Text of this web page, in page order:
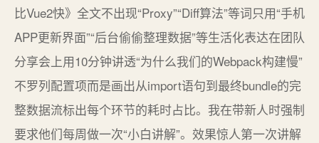
比Vue2快》全文不出现“Proxy”“Diff算法”等词只用“手机
APP更新界面”“后台偷偷整理数据”等生活化表达在团队
分享会上用10分钟讲透“为什么我们的Webpack构建慢”
不罗列配置项而是画出从import语句到最终bundle的完
整数据流标出每个环节的耗时占比。我在带新人时强制
要求他们每周做一次“小白讲解”。效果惊人第一次讲解